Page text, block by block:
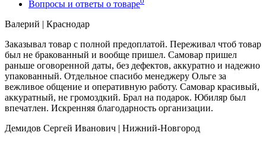
Вопросы и ответы о товаре
Валерий | Краснодар
Заказывал товар с полной предоплатой. Переживал чтоб товар
был не бракованный и вообще пришел. Самовар пришел
раньше оговоренной даты, без дефектов, аккуратно и надежно
упакованный. Отдельное спасибо менеджеру Ольге за
вежливое общение и оперативную работу. Самовар красивый,
аккуратный, не громоздкий. Брал на подарок. Юбиляр был
впечатлен. Искренняя благодарность организации.
Демидов Сергей Иванович | Нижний-Новгород